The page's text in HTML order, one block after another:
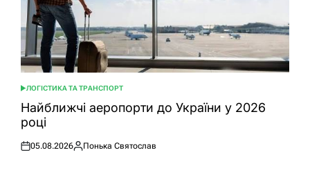
ОПУБЛІКУВАТИ
У
ЛОГІСТИКА ТА ТРАНСПОРТ
Найближчі аеропорти до України у 2026
році
Оприлюднено
05.08.2026
Опубліковано
Понька Святослав